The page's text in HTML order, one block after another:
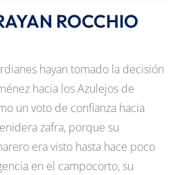
ROCCHIO
hayan tomado la decisión
hacia los Azulejos de
un voto de confianza hacia
zafra, porque su
era visto hasta hace poco
en el campocorto, su